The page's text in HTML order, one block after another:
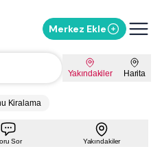
Merkez Ekle
Yakındakiler Harita
Kiralama
Sor Yakındakiler